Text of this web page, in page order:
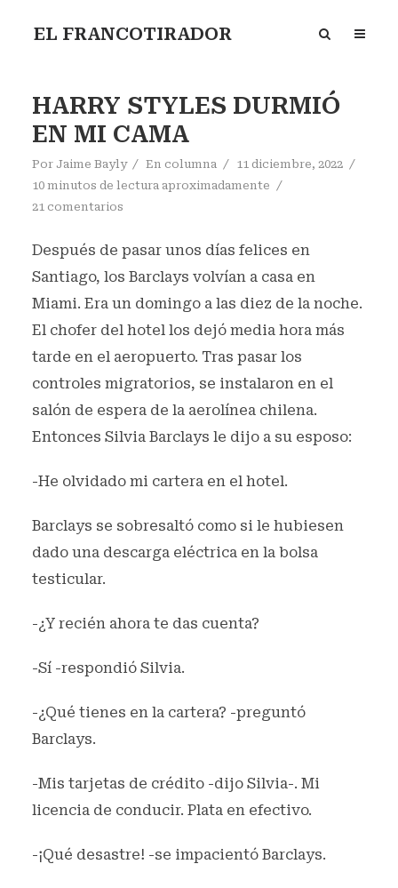
EL FRANCOTIRADOR
HARRY STYLES DURMIÓ
EN MI CAMA
Por Jaime Bayly En columna
11 diciembre, 2022
10 minutos de lectura aproximadamente
21 comentarios
Después de pasar unos días felices en
Santiago, los Barclays volvían a casa en
Miami. Era un domingo a las diez de la noche.
El chofer del hotel los dejó media hora más
tarde en el aeropuerto. Tras pasar los
controles migratorios, se instalaron en el
salón de espera de la aerolínea chilena.
Entonces Silvia Barclays le dijo a su esposo:
-He olvidado mi cartera en el hotel.
Barclays se sobresaltó como si le hubiesen
dado una descarga eléctrica en la bolsa
testicular.
-¿Y recién ahora te das cuenta?
-Sí -respondió Silvia.
-¿Qué tienes en la cartera? -preguntó
Barclays.
-Mis tarjetas de crédito -dijo Silvia-. Mi
licencia de conducir. Plata en efectivo.
-¡Qué desastre! -se impacientó Barclays.